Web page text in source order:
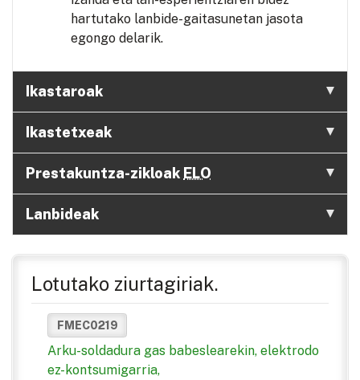
hartutako lanbide-gaitasunetan jasota
egongo delarik.
Ikastaroak
Ikastetxeak
Prestakuntza-zikloak ELO
Lanbideak
Lotutako ziurtagiriak.
FMEC0219
Arku-soldadura gas babeslearekin, elektrodo
ez-kontsumigarria,